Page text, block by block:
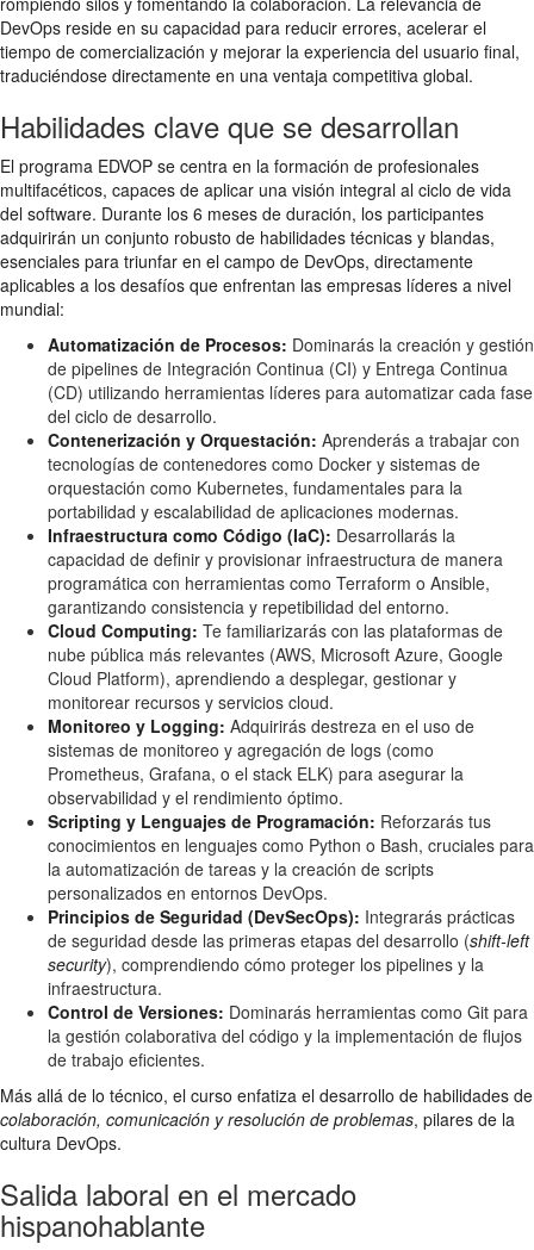
DevOps reside en su capacidad para reducir errores, acelerar el
tiempo de comercialización y mejorar la experiencia del usuario final,
traduciéndose directamente en una ventaja competitiva global.
Habilidades clave que se desarrollan
El programa EDVOP se centra en la formación de profesionales
multifacéticos, capaces de aplicar una visión integral al ciclo de vida
del software. Durante los 6 meses de duración, los participantes
adquirirán un conjunto robusto de habilidades técnicas y blandas,
esenciales para triunfar en el campo de DevOps, directamente
aplicables a los desafíos que enfrentan las empresas líderes a nivel
mundial:
Automatización de Procesos: Dominarás la creación y gestión
de pipelines de Integración Continua (CI) y Entrega Continua
(CD) utilizando herramientas líderes para automatizar cada fase
del ciclo de desarrollo.
Contenerización y Orquestación: Aprenderás a trabajar con
tecnologías de contenedores como Docker y sistemas de
orquestación como Kubernetes, fundamentales para la
portabilidad y escalabilidad de aplicaciones modernas.
Infraestructura como Código (IaC): Desarrollarás la
capacidad de definir y provisionar infraestructura de manera
programática con herramientas como Terraform o Ansible,
garantizando consistencia y repetibilidad del entorno.
Cloud Computing: Te familiarizarás con las plataformas de
nube pública más relevantes (AWS, Microsoft Azure, Google
Cloud Platform), aprendiendo a desplegar, gestionar y
monitorear recursos y servicios cloud.
Monitoreo y Logging: Adquirirás destreza en el uso de
sistemas de monitoreo y agregación de logs (como
Prometheus, Grafana, o el stack ELK) para asegurar la
observabilidad y el rendimiento óptimo.
Scripting y Lenguajes de Programación: Reforzarás tus
conocimientos en lenguajes como Python o Bash, cruciales para
la automatización de tareas y la creación de scripts
personalizados en entornos DevOps.
Principios de Seguridad (DevSecOps): Integrarás prácticas
de seguridad desde las primeras etapas del desarrollo (shift-left
security), comprendiendo cómo proteger los pipelines y la
infraestructura.
Control de Versiones: Dominarás herramientas como Git para
la gestión colaborativa del código y la implementación de flujos
de trabajo eficientes.
Más allá de lo técnico, el curso enfatiza el desarrollo de habilidades de
colaboración, comunicación y resolución de problemas, pilares de la
cultura DevOps.
Salida laboral en el mercado
hispanohablante